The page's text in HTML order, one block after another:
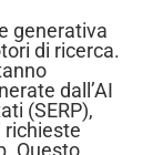
generativa
di ricerca.
dall’AI
(SERP),
richieste
Questo